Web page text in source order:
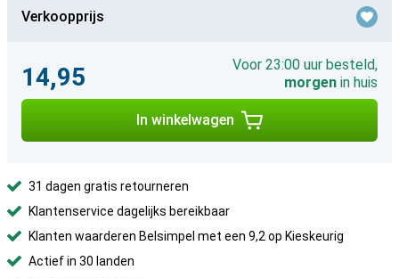
Verkoopprijs
14,95
Voor 23:00 uur besteld,
morgen in huis
In winkelwagen
31 dagen gratis retourneren
Klantenservice dagelijks bereikbaar
Klanten waarderen Belsimpel met een 9,2 op Kieskeurig
Actief in 30 landen